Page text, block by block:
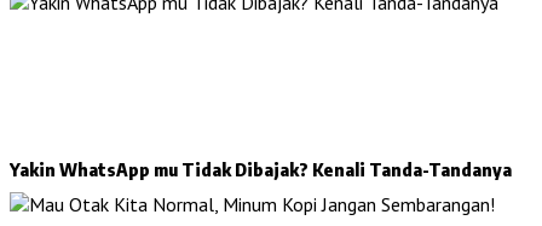
Yakin WhatsApp mu Tidak Dibajak? Kenali Tanda-Tandanya